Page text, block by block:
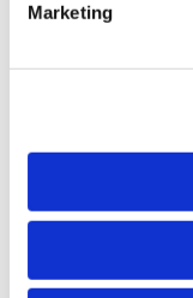
Marketing